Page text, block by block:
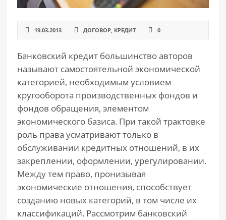
19.03.2013 ДОГОВОР, КРЕДИТ 0
Банковский кредит большинство авторов
называют самостоятельной экономической
категорией, необходимым условием
кругооборота производственных фондов и
фондов обращения, элементом
экономического базиса. При такой трактовке
роль права усматривают только в
обслуживании кредитных отношений, в их
закреплении, оформлении, урегулировании.
Между тем право, пронизывая
экономические отношения, способствует
созданию новых категорий, в том числе их
классификаций. Рассмотрим банковский